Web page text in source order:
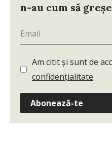
n-au cum să
Am citit și sunt de
confidențialitate
Abonează-te